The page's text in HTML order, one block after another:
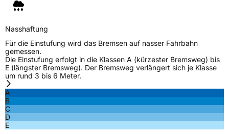
Nasshaftung
Für die Einstufung wird das Bremsen auf nasser Fahrbahn
gemessen.
Die Einstufung erfolgt in die Klassen A (kürzester Bremsweg) bis
E (längster Bremsweg). Der Bremsweg verlängert sich je Klasse
um rund 3 bis 6 Meter.
A
B
C
D
E